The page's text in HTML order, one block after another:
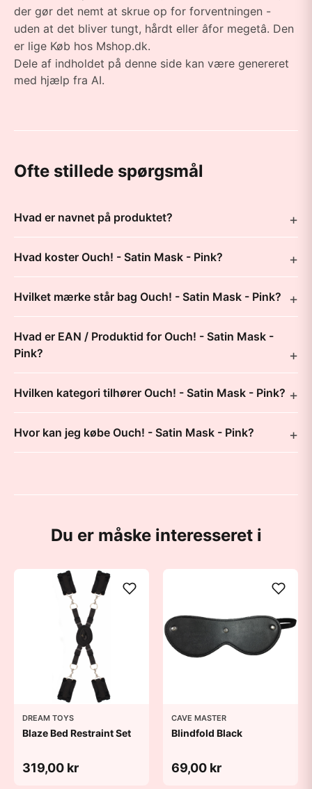
der gør det nemt at skrue op for forventningen -
uden at det bliver tungt, hårdt eller âfor megetâ. Den
er lige Køb hos Mshop.dk.
Dele af indholdet på denne side kan være genereret
med hjælp fra AI.
Ofte stillede spørgsmål
Hvad er navnet på produktet?
Hvad koster Ouch! - Satin Mask - Pink?
Hvilket mærke står bag Ouch! - Satin Mask - Pink?
Hvad er EAN / Produktid for Ouch! - Satin Mask -
Pink?
Hvilken kategori tilhører Ouch! - Satin Mask - Pink?
Hvor kan jeg købe Ouch! - Satin Mask - Pink?
Du er måske interesseret i
DREAM TOYS
Blaze Bed Restraint Set
319,00 kr
CAVE MASTER
Blindfold Black
69,00 kr